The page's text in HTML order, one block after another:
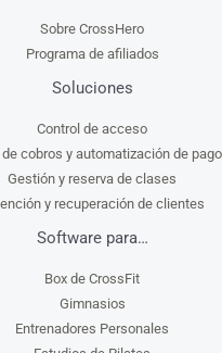
Sobre CrossHero
Programa de afiliados
Soluciones
Control de acceso
cobros y automatización de
Gestión y reserva de clases
y recuperación de clientes
Software para…
Box de CrossFit
Gimnasios
Entrenadores Personales